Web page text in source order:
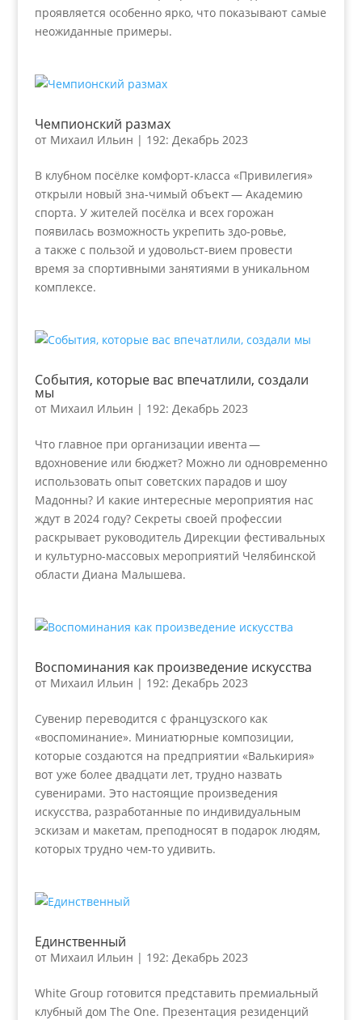
проявляется особенно ярко, что показывают самые
неожиданные примеры.
Чемпионский размах
от Михаил Ильин | 192: Декабрь 2023
В клубном посёлке комфорт-класса «Привилегия»
открыли новый зна-чимый объект — Академию
спорта. У жителей посёлка и всех горожан
появилась возможность укрепить здо-ровье,
а также с пользой и удовольст-вием провести
время за спортивными занятиями в уникальном
комплексе.
События, которые вас впечатлили, создали
мы
от Михаил Ильин | 192: Декабрь 2023
Что главное при организации ивента —
вдохновение или бюджет? Можно ли одновременно
использовать опыт советских парадов и шоу
Мадонны? И какие интересные мероприятия нас
ждут в 2024 году? Секреты своей профессии
раскрывает руководитель Дирекции фестивальных
и культурно-массовых мероприятий Челябинской
области Диана Малышева.
Воспоминания как произведение искусства
от Михаил Ильин | 192: Декабрь 2023
Сувенир переводится с французского как
«воспоминание». Миниатюрные композиции,
которые создаются на предприятии «Валькирия»
вот уже более двадцати лет, трудно назвать
сувенирами. Это настоящие произведения
искусства, разработанные по индивидуальным
эскизам и макетам, преподносят в подарок людям,
которых трудно чем-то удивить.
Единственный
от Михаил Ильин | 192: Декабрь 2023
White Group готовится представить премиальный
клубный дом The One. Презентация резиденций